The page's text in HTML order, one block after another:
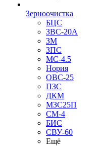
Зерноочистка
БЦС
ЗВС-20А
ЗМ
ЗПС
МС-4.5
Нория
ОВС-25
ПЗС
ДКМ
МЗС25П
СМ-4
БИС
СВУ-60
Ещё